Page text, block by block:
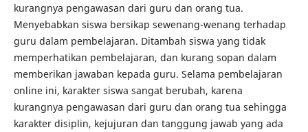
kurangnya pengawasan dari guru dan orang tua.
Menyebabkan siswa bersikap sewenang-wenang terhadap
guru dalam pembelajaran. Ditambah siswa yang tidak
memperhatikan pembelajaran, dan kurang sopan dalam
memberikan jawaban kepada guru. Selama pembelajaran
online ini, karakter siswa sangat berubah, karena
kurangnya pengawasan dari guru dan orang tua sehingga
karakter disiplin, kejujuran dan tanggung jawab yang ada